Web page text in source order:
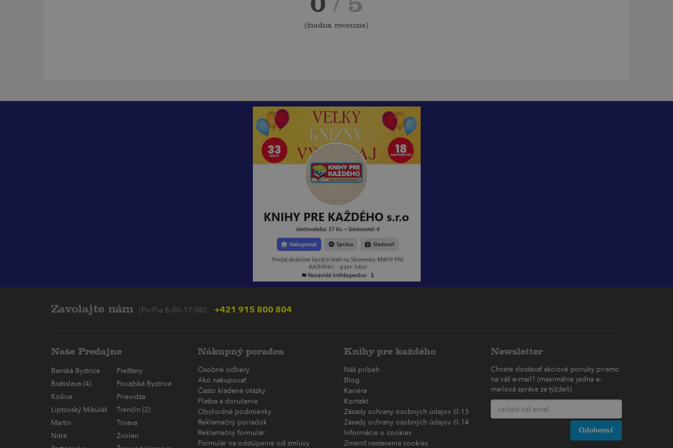
(žiadna recenzia)
Zavolajte nám (Po-Pia 8:00-17:00) +421 915 800 804
Naše Predajne
Banská Bystrica
Piešťany
Bratislava (4)
Považská Bystrica
Košice
Prievidza
Liptovský Mikuláš
Trenčín (2)
Martin
Trnava
Nitra
Zvolen
Nákupný poradca
Osobné odbery
Ako nakupovať
Často kladené otázky
Platba a doručenie
Obchodné podmienky
Reklamačný poriadok
Reklamačný formulár
Formulár na odstúpenie od zmluvy
Knihy pre každého
Náš príbeh
Blog
Kariéra
Kontakt
Zásady ochrany osobných údajov čl.13
Zásady ochrany osobných údajov čl.14
Informácie o cookies
Zmeniť nastavenia cookies
Newsletter
Chcete dostávať akciové ponuky priamo
na váš e-mail? (maximálne jedna e-
mailová správa za týždeň)
Odoberať